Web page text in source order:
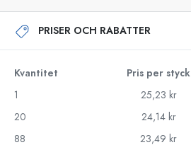
PRISER OCH RABATTER
Kvantitet Pris per styck
1
25,23 kr
20
24,14 kr
88
23,49 kr